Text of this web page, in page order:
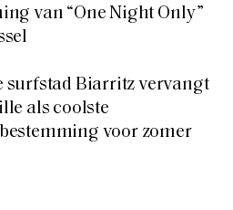
van “One Night Only”
surfstad Biarritz vervangt
als coolste
voor zomer